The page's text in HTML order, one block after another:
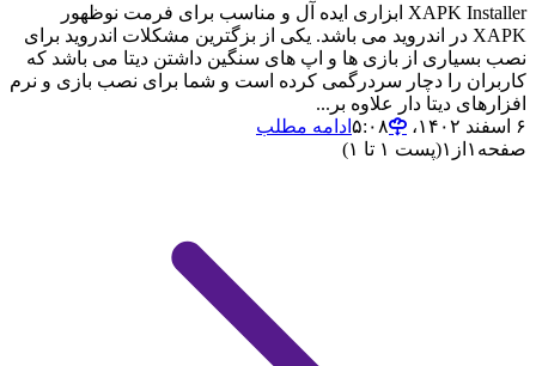
XAPK Installer ابزاری ایده آل و مناسب برای فرمت نوظهور
XAPK در اندروید می باشد. یکی از بزگترین مشکلات اندروید برای
نصب بسیاری از بازی ها و اپ های سنگین داشتن دیتا می باشد که
کاربران را دچار سردرگمی کرده است و شما برای نصب بازی و نرم
افزارهای دیتا دار علاوه بر...
۶ اسفند ۱۴۰۲،‏ ۵:۰۸
ادامه مطلب
صفحه ۱ از ۱(پست ۱ تا ۱)